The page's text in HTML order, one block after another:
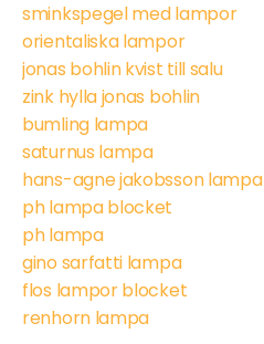
sminkspegel med lampor
orientaliska lampor
jonas bohlin kvist till salu
zink hylla jonas bohlin
bumling lampa
saturnus lampa
hans-agne jakobsson lampa
ph lampa blocket
ph lampa
gino sarfatti lampa
flos lampor blocket
renhorn lampa